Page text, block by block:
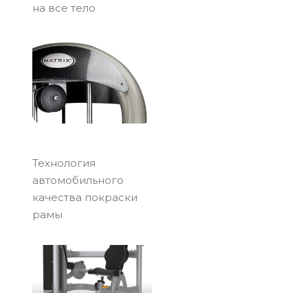
на все тело
Технология
автомобильного
качества покраски
рамы